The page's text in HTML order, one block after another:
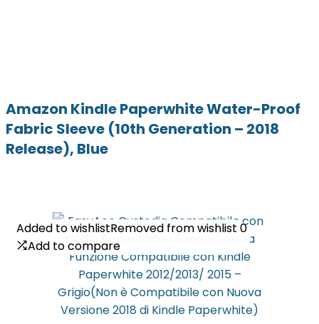
Amazon Kindle Paperwhite Water-Proof
Fabric Sleeve (10th Generation – 2018
Release), Blue
Added to wishlistRemoved from wishlist 0
Add to compare
Added to wishlistRemoved from wishlist 0
Add to compare